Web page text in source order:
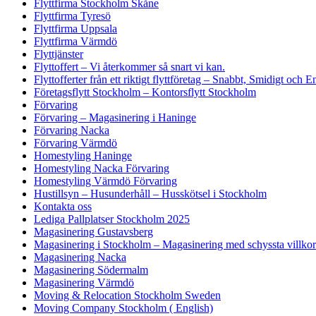
Flyttfirma Stockholm Skåne
Flyttfirma Tyresö
Flyttfirma Uppsala
Flyttfirma Värmdö
Flyttjänster
Flyttoffert – Vi återkommer så snart vi kan.
Flyttofferter från ett riktigt flyttföretag – Snabbt, Smidigt och
Företagsflytt Stockholm – Kontorsflytt Stockholm
Förvaring
Förvaring – Magasinering i Haninge
Förvaring Nacka
Förvaring Värmdö
Homestyling Haninge
Homestyling Nacka Förvaring
Homestyling Värmdö Förvaring
Hustillsyn – Husunderhåll – Husskötsel i Stockholm
Kontakta oss
Lediga Pallplatser Stockholm 2025
Magasinering Gustavsberg
Magasinering i Stockholm – Magasinering med schyssta villkor
Magasinering Nacka
Magasinering Södermalm
Magasinering Värmdö
Moving & Relocation Stockholm Sweden
Moving Company Stockholm ( English)